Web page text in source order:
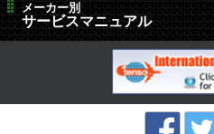
メーカー別
サービスマニュアル